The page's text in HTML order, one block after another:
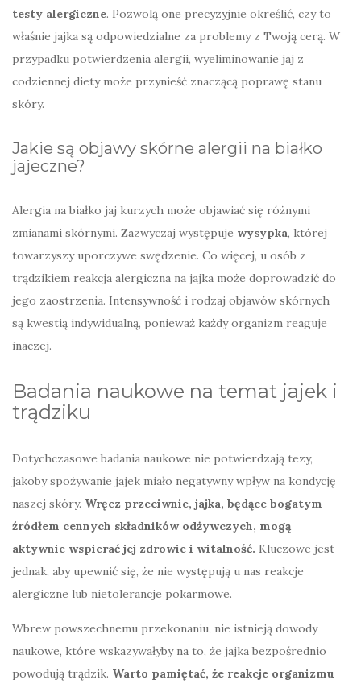
testy alergiczne. Pozwolą one precyzyjnie określić, czy to
właśnie jajka są odpowiedzialne za problemy z Twoją cerą. W
przypadku potwierdzenia alergii, wyeliminowanie jaj z
codziennej diety może przynieść znaczącą poprawę stanu
skóry.
Jakie są objawy skórne alergii na białko
jajeczne?
Alergia na białko jaj kurzych może objawiać się różnymi
zmianami skórnymi. Zazwyczaj występuje wysypka, której
towarzyszy uporczywe swędzenie. Co więcej, u osób z
trądzikiem reakcja alergiczna na jajka może doprowadzić do
jego zaostrzenia. Intensywność i rodzaj objawów skórnych
są kwestią indywidualną, ponieważ każdy organizm reaguje
inaczej.
Badania naukowe na temat jajek i
trądziku
Dotychczasowe badania naukowe nie potwierdzają tezy,
jakoby spożywanie jajek miało negatywny wpływ na kondycję
naszej skóry. Wręcz przeciwnie, jajka, będące bogatym
źródłem cennych składników odżywczych, mogą
aktywnie wspierać jej zdrowie i witalność. Kluczowe jest
jednak, aby upewnić się, że nie występują u nas reakcje
alergiczne lub nietolerancje pokarmowe.
Wbrew powszechnemu przekonaniu, nie istnieją dowody
naukowe, które wskazywałyby na to, że jajka bezpośrednio
powodują trądzik. Warto pamiętać, że reakcje organizmu